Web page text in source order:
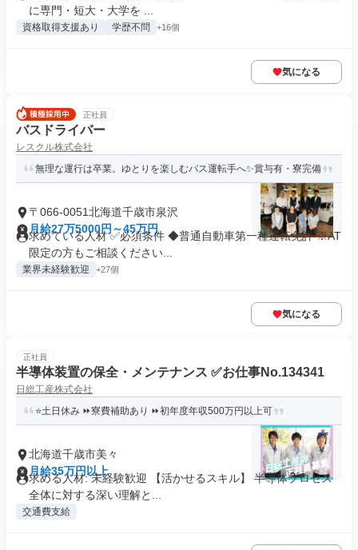
に専門・短大・大学を ...
資格取得支援あり 学歴不問 +16個
気になる
正社員
バスドライバー
レスクル株式会社
無理な運行は卒業。ゆとりを楽しむバス運転手へ✨賞与有・寮完備
〒066-0051北海道千歳市泉沢
月給27万5000円～45万円
求めている人材 ✅必須条件 ◆普通自動車第一種運転免許 ※AT
限定の方もご相談ください...
業界未経験歓迎 +27個
気になる
正社員
半導体装置の保全・メンテナンス ✅お仕事No.134341
日総工産株式会社
⭐土日休み ⏩寮費補助あり ⏩初年度年収500万円以上可
北海道千歳市美々
月給35万円以上
求める人材: 未経験歓迎 【活かせるスキル】 半導体プロセス
全体に対する深い理解と...
交通費支給